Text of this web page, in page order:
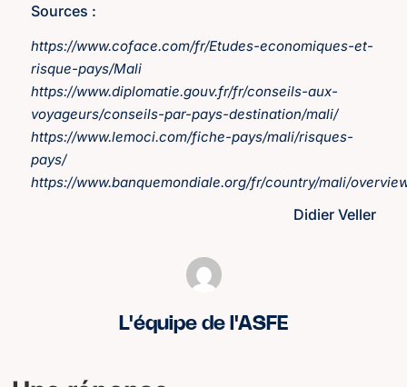
Sources :
https://www.coface.com/fr/Etudes-economiques-et-
risque-pays/Mali
https://www.diplomatie.gouv.fr/fr/conseils-aux-
voyageurs/conseils-par-pays-destination/mali/
https://www.lemoci.com/fiche-pays/mali/risques-
pays/
https://www.banquemondiale.org/fr/country/mali/
Didier Veller
L'équipe de l'ASFE